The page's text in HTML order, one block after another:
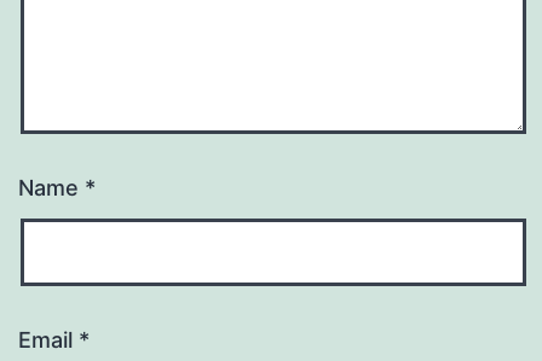
Name *
Email *